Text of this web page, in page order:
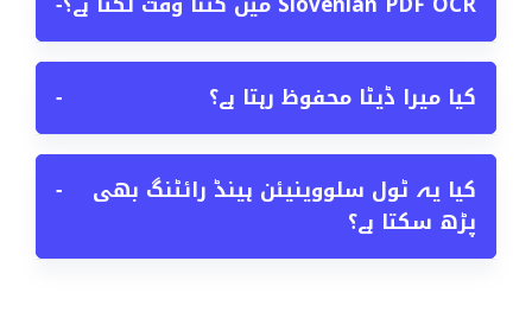
کیا میرا ڈیٹا محفوظ رہتا ہے؟ −
کیا یہ ٹول سلووینیئن ہینڈ رائٹنگ بھی
پڑھ سکتا ہے؟
−